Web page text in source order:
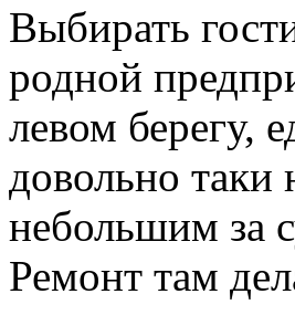
Выбирать
родной
левом берегу,
довольно таки
небольшим за
Ремонт там